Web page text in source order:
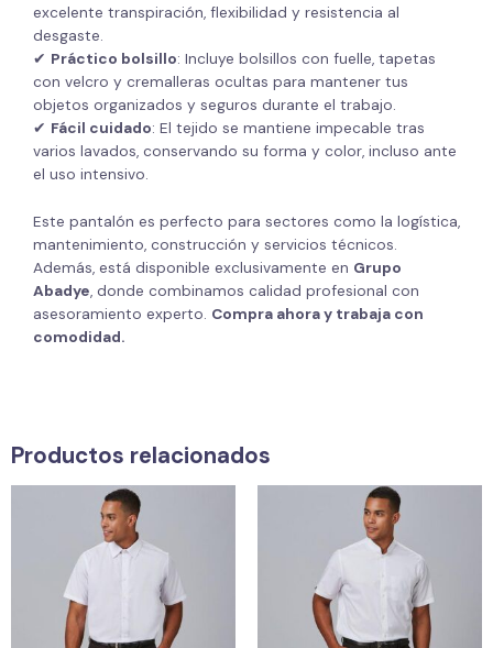
excelente transpiración, flexibilidad y resistencia al
desgaste.
✔ Práctico bolsillo: Incluye bolsillos con fuelle, tapetas
con velcro y cremalleras ocultas para mantener tus
objetos organizados y seguros durante el trabajo.
✔ Fácil cuidado: El tejido se mantiene impecable tras
varios lavados, conservando su forma y color, incluso ante
el uso intensivo.
Este pantalón es perfecto para sectores como la logística,
mantenimiento, construcción y servicios técnicos.
Además, está disponible exclusivamente en Grupo
Abadye, donde combinamos calidad profesional con
asesoramiento experto. Compra ahora y trabaja con
comodidad.
Productos relacionados